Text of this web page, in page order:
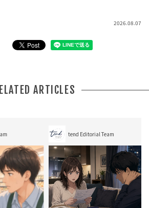
2026.08.07
RELATED ARTICLES
tend Editorial Team